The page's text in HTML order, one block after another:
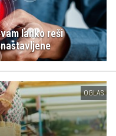
lahko reši
OGLAS